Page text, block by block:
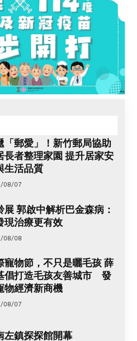
「郵愛」！新竹郵局協助
長者整理家園 提升居家安
生活品質
08/07
展 郭啟中解析巴金森病：
現治療更有效
08/08
寵物節，不只是曬毛孩 薛
倡打造毛孩友善城市 發
物經濟新商機
08/07
左鎮探探館開幕